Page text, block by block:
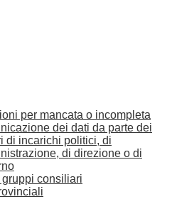
per mancata o incompleta
dei dati da parte dei
di incarichi politici, di
di direzione o di
consiliari